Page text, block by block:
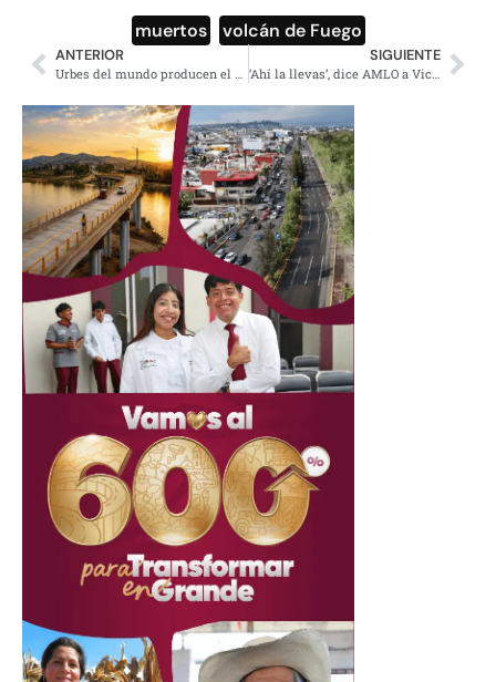
muertos volcán de Fuego
ANTERIOR
Urbes del mundo producen el 80% de la riqueza, pero demandan 75% de recursos naturales
SIGUIENTE
‘Ahí la llevas’, dice AMLO a Vicente Fox por apoyar a Meade y Anaya